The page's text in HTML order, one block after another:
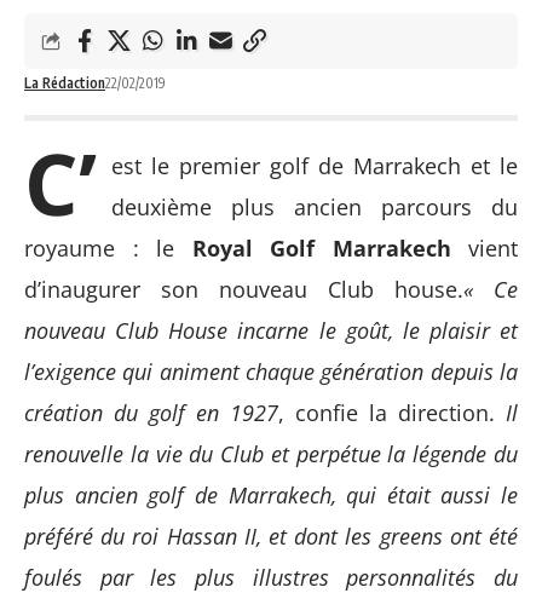
La Rédaction22/02/2019
C’ est le premier golf de Marrakech et le
deuxième plus ancien parcours du
royaume : le Royal Golf Marrakech vient
d’inaugurer son nouveau Club house.« Ce
nouveau Club House incarne le goût, le plaisir et
l’exigence qui animent chaque génération depuis la
création du golf en 1927, confie la direction. Il
renouvelle la vie du Club et perpétue la légende du
plus ancien golf de Marrakech, qui était aussi le
préféré du roi Hassan II, et dont les greens ont été
foulés par les plus illustres personnalités du